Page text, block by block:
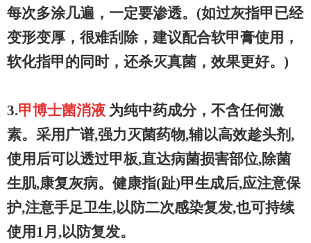
每次多涂几遍，一定要渗透。(如过灰指甲已经
变形变厚，很难刮除，建议配合软甲膏使用，
软化指甲的同时，还杀灭真菌，效果更好。)
3.甲博士菌消液 为纯中药成分，不含任何激
素。采用广谱,强力灭菌药物,辅以高效趁头剂,
使用后可以透过甲板,直达病菌损害部位,除菌
生肌,康复灰病。健康指(趾)甲生成后,应注意保
护,注意手足卫生,以防二次感染复发,也可持续
使用1月,以防复发。